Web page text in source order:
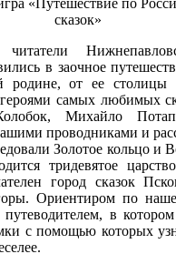
«Путешествие по
сказок»
в заочное
родине, от ее столицы
самых любимых
Михайло
проводниками и
Золотое кольцо и
тридевятое
город сказок
Ориентиром по
в
с помощью которых